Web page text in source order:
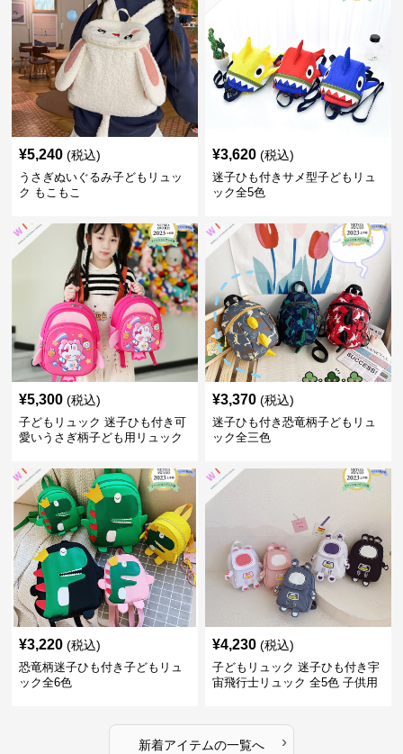
¥5,240 (税込)
うさぎぬいぐるみ子どもリュッ
ク もこもこ
¥3,620 (税込)
迷子ひも付きサメ型子どもリュ
ック全5色
¥5,300 (税込)
子どもリュック 迷子ひも付き可
愛いうさぎ柄子ども用リュック
¥3,370 (税込)
迷子ひも付き恐竜柄子どもリュ
ック全三色
¥3,220 (税込)
恐竜柄迷子ひも付き子どもリュ
ック全6色
¥4,230 (税込)
子どもリュック 迷子ひも付き宇
宙飛行士リュック 全5色 子供用
新着アイテムの一覧へ ›